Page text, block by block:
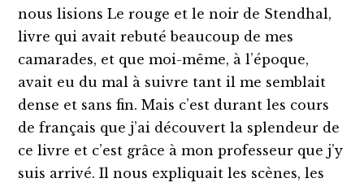
nous lisions Le rouge et le noir de Stendhal,
livre qui avait rebuté beaucoup de mes
camarades, et que moi-même, à l’époque,
avait eu du mal à suivre tant il me semblait
dense et sans fin. Mais c’est durant les cours
de français que j’ai découvert la splendeur de
ce livre et c’est grâce à mon professeur que j’y
suis arrivé. Il nous expliquait les scènes, les